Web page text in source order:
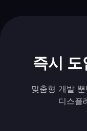
즉시
맞춤형 개발
디스플